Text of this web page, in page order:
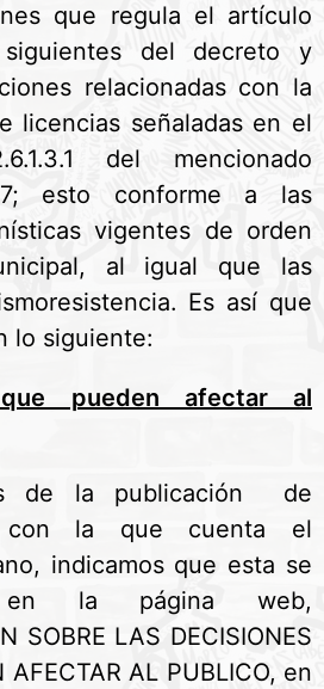
que regula el artículo
siguientes del decreto y
relacionadas con la
licencias señaladas en el
del mencionado
esto conforme a las
vigentes de orden
al igual que las
Es así que
lo siguiente:
que pueden afectar al
de la publicación de
con la que cuenta el
indicamos que esta se
en la página web,
SOBRE LAS DECISIONES
AFECTAR AL PUBLICO, en